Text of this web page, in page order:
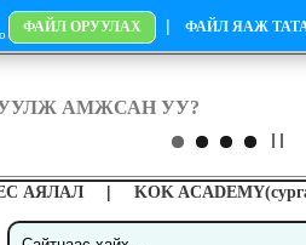
ФАЙЛ ОРУУЛАХ | ФАЙЛ ЯАЖ
АЯЛАЛ | KOK